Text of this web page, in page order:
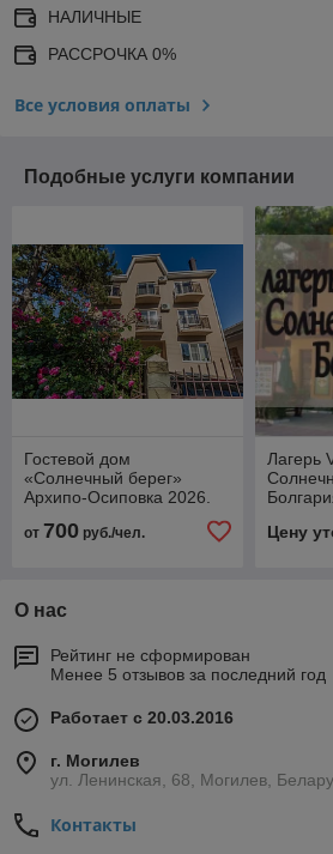
НАЛИЧНЫЕ
РАССРОЧКА 0%
Все условия оплаты
Подобные услуги компании
Гостевой дом
«Солнечный берег»
Архипо-Осиповка 2026.
от 700 руб./чел.
Лагерь
Цену
О нас
Рейтинг не сформирован
Менее 5 отзывов за последний год
Работает с 20.03.2016
г. Могилев
ул. Ленинская, 68, Могилев,
Контакты